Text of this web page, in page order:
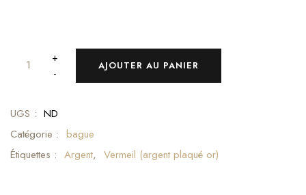
+
-
AJOUTER AU PANIER
UGS : ND
Catégorie : bague
Étiquettes : Argent, Vermeil (argent plaqué or)